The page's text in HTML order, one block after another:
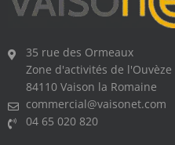
35 rue des Ormeaux
Zone d'activités de l'Ouvèze
84110 Vaison la Romaine
commercial@vaisonet.com
04 65 020 820